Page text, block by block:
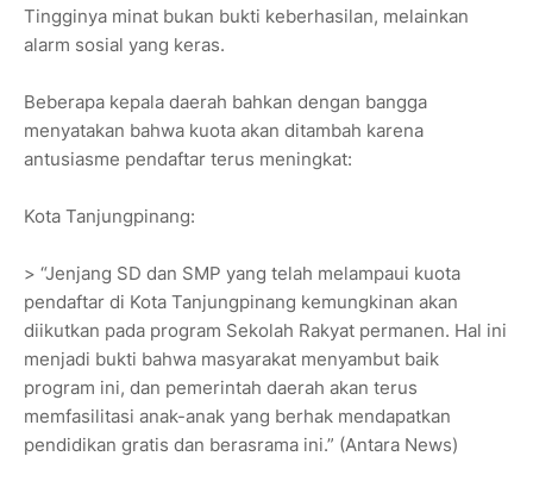
Tingginya minat bukan bukti keberhasilan, melainkan
alarm sosial yang keras.
Beberapa kepala daerah bahkan dengan bangga
menyatakan bahwa kuota akan ditambah karena
antusiasme pendaftar terus meningkat:
Kota Tanjungpinang:
> “Jenjang SD dan SMP yang telah melampaui kuota
pendaftar di Kota Tanjungpinang kemungkinan akan
diikutkan pada program Sekolah Rakyat permanen. Hal ini
menjadi bukti bahwa masyarakat menyambut baik
program ini, dan pemerintah daerah akan terus
memfasilitasi anak-anak yang berhak mendapatkan
pendidikan gratis dan berasrama ini.” (Antara News)